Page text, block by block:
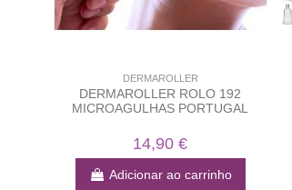
DERMAROLLER
DERMAROLLER ROLO 192
MICROAGULHAS PORTUGAL
14,90 €
Adicionar ao carrinho